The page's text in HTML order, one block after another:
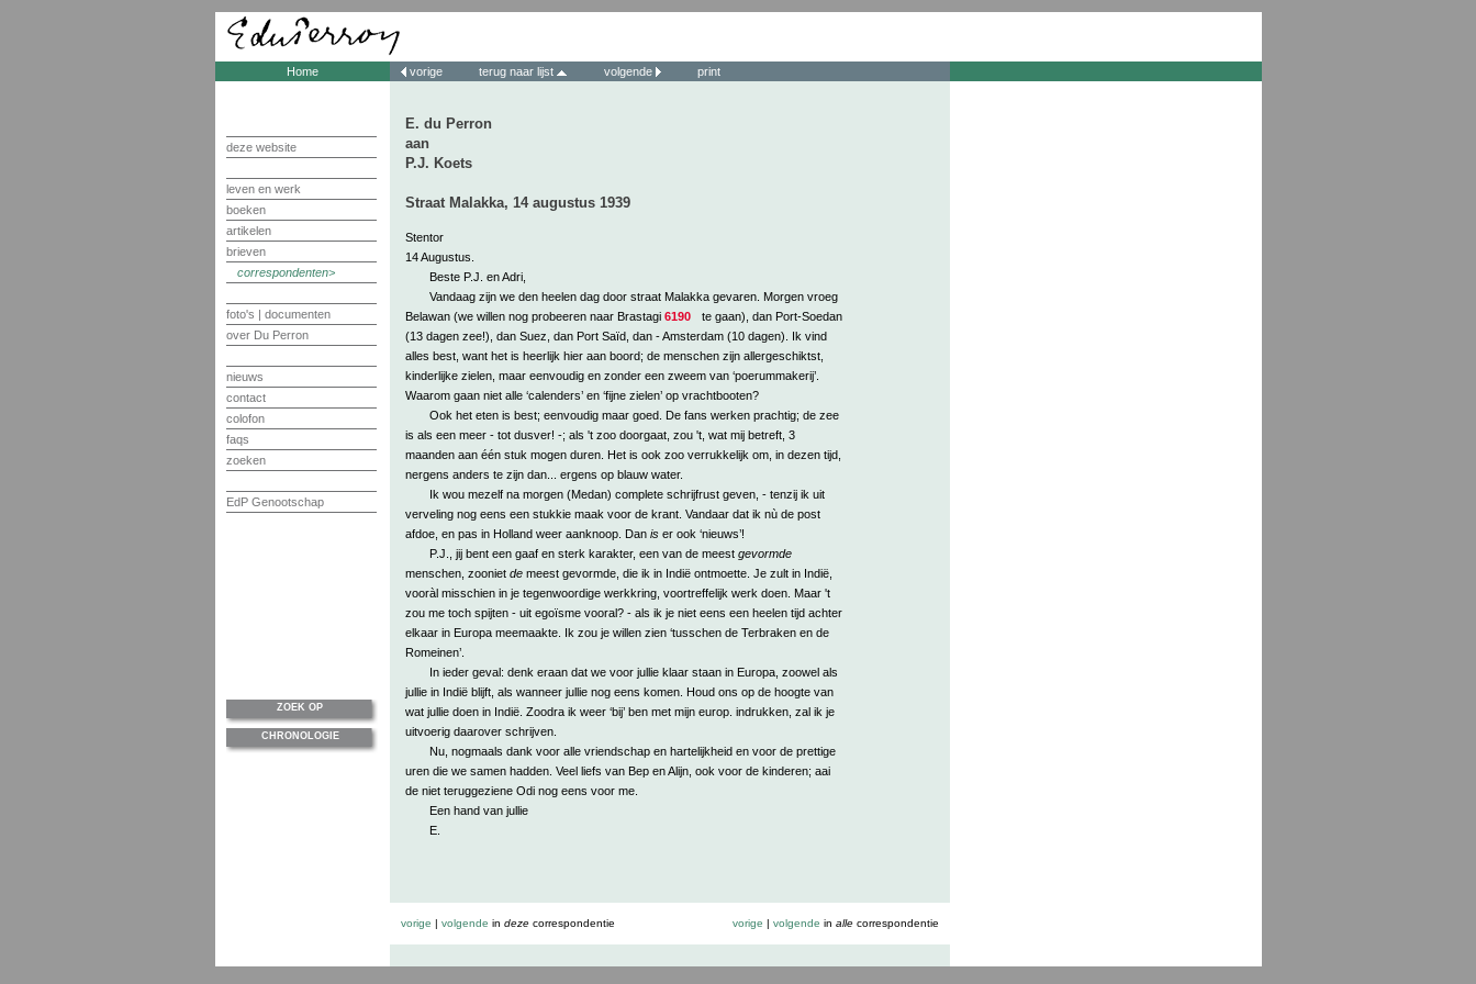
Home
deze website
leven en werk
boeken
artikelen
brieven
correspondenten
foto's | documenten
over Du Perron
nieuws
contact
colofon
faqs
zoeken
EdP Genootschap
vorige terug naar lijst volgende print
E. du Perron
aan
P.J. Koets
Straat Malakka, 14 augustus 1939
Stentor
14 Augustus.
Beste P.J. en Adri,
Vandaag zijn we den heelen dag door straat Malakka gevaren. Morgen vroeg
Belawan (we willen nog probeeren naar Brastagi 6190
te gaan), dan Port-Soedan
(13 dagen zee!), dan Suez, dan Port Saïd, dan - Amsterdam (10 dagen). Ik vind
alles best, want het is heerlijk hier aan boord; de menschen zijn allergeschiktst,
kinderlijke zielen, maar eenvoudig en zonder een zweem van ‘poerummakerij’.
Waarom gaan niet alle ‘calenders’ en ‘fijne zielen’ op vrachtbooten?
Ook het eten is best; eenvoudig maar goed. De fans werken prachtig; de zee
is als een meer - tot dusver! -; als 't zoo doorgaat, zou 't, wat mij betreft, 3
maanden aan één stuk mogen duren. Het is ook zoo verrukkelijk om, in dezen tijd,
nergens anders te zijn dan... ergens op blauw water.
Ik wou mezelf na morgen (Medan) complete schrijfrust geven, - tenzij ik uit
verveling nog eens een stukkie maak voor de krant. Vandaar dat ik nù de post
afdoe, en pas in Holland weer aanknoop. Dan iser ook ‘nieuws’!
P.J., jij bent een gaaf en sterk karakter, een van de meest gevormde
menschen, zooniet demeest gevormde, die ik in Indië ontmoette. Je zult in Indië,
vooràl misschien in je tegenwoordige werkkring, voortreffelijk werk doen. Maar 't
zou me toch spijten - uit egoïsme vooral? - als ik je niet eens een heelen tijd achter
elkaar in Europa meemaakte. Ik zou je willen zien ‘tusschen de Terbraken en de
Romeinen’.
In ieder geval: denk eraan dat we voor jullie klaar staan in Europa, zoowel als
jullie in Indië blijft, als wanneer jullie nog eens komen. Houd ons op de hoogte van
wat jullie doen in Indië. Zoodra ik weer ‘bij’ ben met mijn europ. indrukken, zal ik je
uitvoerig daarover schrijven.
Nu, nogmaals dank voor alle vriendschap en hartelijkheid en voor de prettige
uren die we samen hadden. Veel liefs van Bep en Alijn, ook voor de kinderen; aai
de niet teruggeziene Odi nog eens voor me.
Een hand van jullie
E.
vorige | volgende in dezecorrespondentie vorige | volgende in allecorrespondentie
ZOEK OP
CHRONOLOGIE